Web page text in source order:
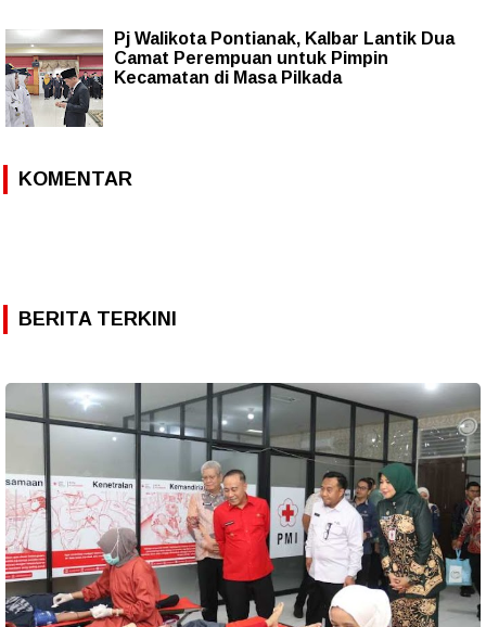
Pj Walikota Pontianak, Kalbar Lantik Dua
Camat Perempuan untuk Pimpin
Kecamatan di Masa Pilkada
KOMENTAR
BERITA TERKINI